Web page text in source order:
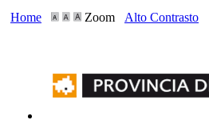
Home Zoom Alto Contrasto